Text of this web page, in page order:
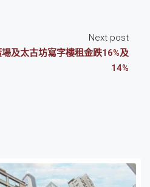
Next post
及太古坊寫字樓租金跌16%及
14%